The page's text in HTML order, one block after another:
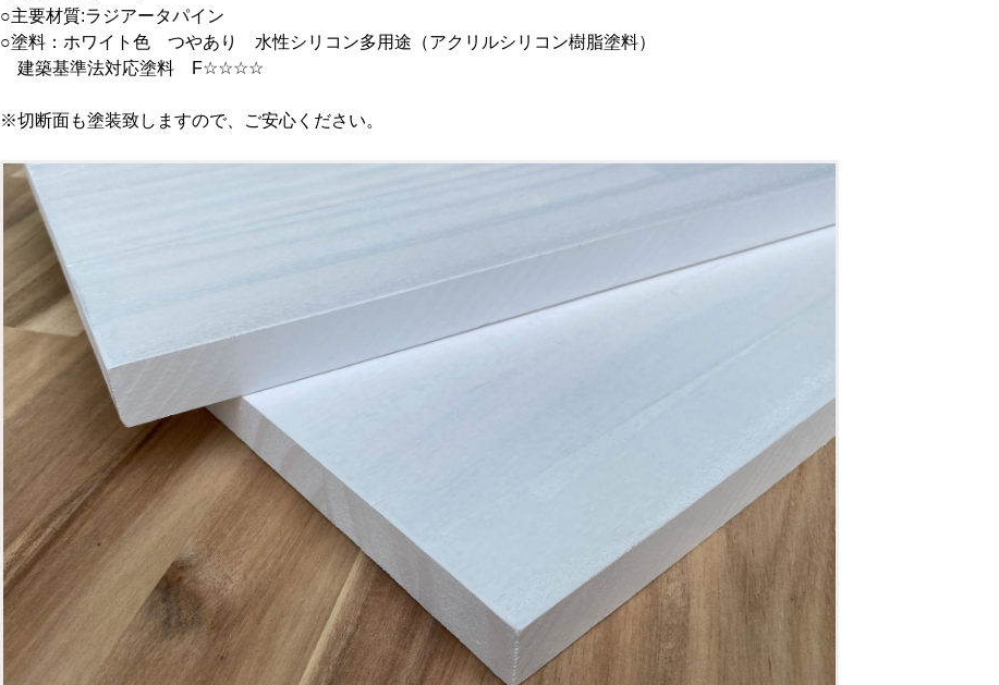
○主要材質:ラジアータパイン
○塗料：ホワイト色 つやあり 水性シリコン多用途（アクリルシリコン樹脂塗料）
建築基準法対応塗料 F☆☆☆☆
※切断面も塗装致しますので、ご安心ください。